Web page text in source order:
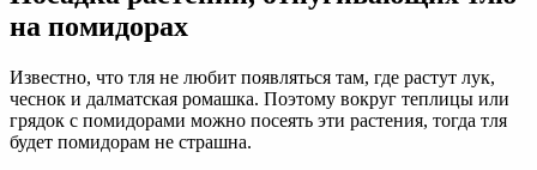
на помидорах
Известно, что тля не любит появляться там, где растут лук,
чеснок и далматская ромашка. Поэтому вокруг теплицы или
грядок с помидорами можно посеять эти растения, тогда тля
будет помидорам не страшна.